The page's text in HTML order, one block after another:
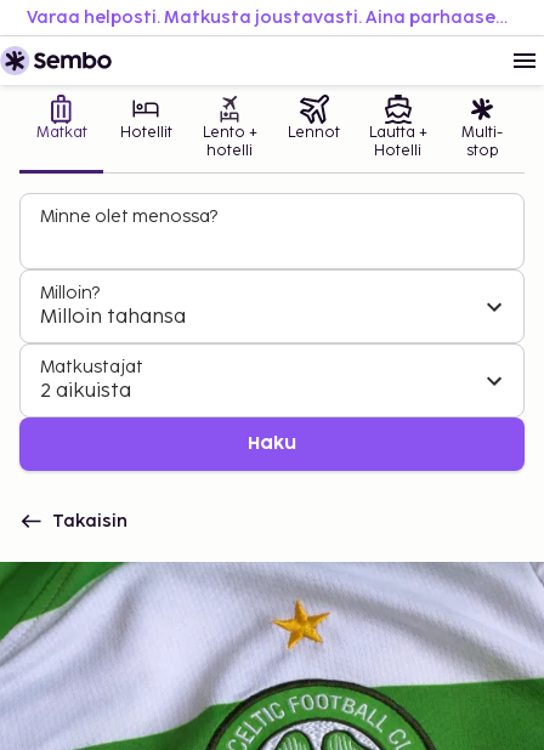
Varaa helposti. Matkusta joustavasti. Aina parhaaseen hintaan.
Matkat Hotellit
Lento +
hotelli
Lennot
Lautta +
Hotelli
Multi-
stop
Minne olet menossa?
Milloin?
Milloin tahansa
Matkustajat
2 aikuista
Haku
Takaisin